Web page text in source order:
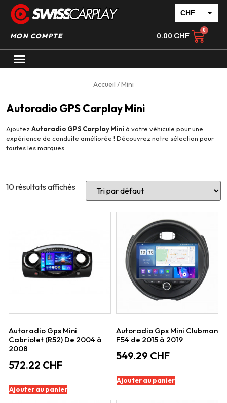
CHF
EUR
MON COMPTE 0.00 CHF
Accueil / Mini
Autoradio GPS Carplay Mini
Ajoutez Autoradio GPS Carplay Mini à votre véhicule pour une
expérience de conduite améliorée ! Découvrez notre sélection pour
toutes les marques.
10 résultats affichés
Autoradio Gps Mini
Cabriolet (R52) De 2004 à
2008
572.22 CHF
Ajouter au panier
Autoradio Gps Mini Clubman
F54 de 2015 à 2019
549.29 CHF
Ajouter au panier